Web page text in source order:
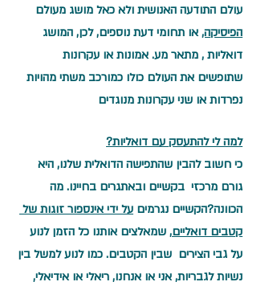
עולם התודעה האנושית ולא כאל מושג מעולם
הפיסיקה, או תחומי דעת נוספים, לכן, המושג
דואליות , מתאר מע. אמונות או עקרונות
שתופשים את העולם כולו כמורכב משתי מהויות
נפרדות או שני עקרונות מנוגדים
למה לי להתעסק עם דואליות?
כי חשוב להבין שהתפישה הדואלית שלנו, היא
גורם מרכזי  בקשיים ובאתגרים בחיינו. מה
הכוונה?הקשיים נגרמים על ידי אינספור זוגות של
קטבים דואליים, שמאלצים אותנו כל הזמן לנוע
על גבי הצירים  שבין הקטבים. כמו לנוע למשל בין
נשיות לגבריות, אני או אנחנו, ריאלי או אידיאלי,